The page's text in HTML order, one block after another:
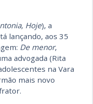
Hoje), a
lançando, aos 35
De menor,
advogada (Rita
na Vara
mais novo